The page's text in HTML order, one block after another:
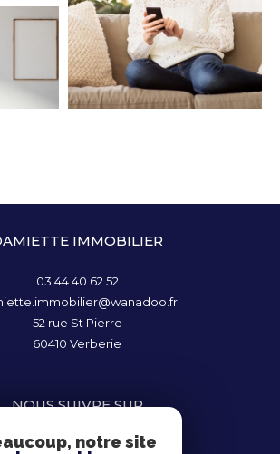
IMMOBILIER
03 44 40 62 52
52 rue St Pierre
60410
Verberie
NOUS SUIVRE SUR
notre site